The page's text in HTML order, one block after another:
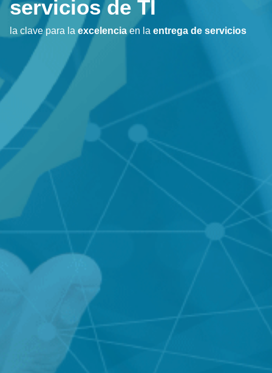
servicios de TI
la clave para la excelencia en la entrega de servicios